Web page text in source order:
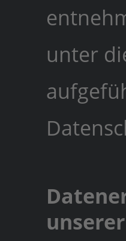
unter